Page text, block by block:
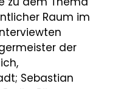
Raum im
der
Sebastian